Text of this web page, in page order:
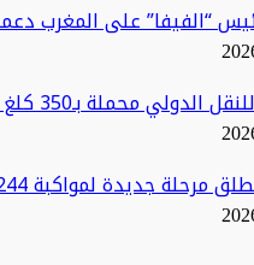
“الفيفا” على المغرب
بـ350 كلغ من الحشيش بميناء طنجة المتوسط
لمواكبة 244 مشروعا نسائيا نحو الاستدامة